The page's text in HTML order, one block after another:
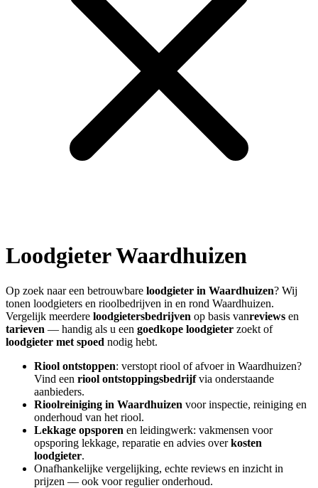
LoodgieterWaardhuizen
Op zoek naar een betrouwbare loodgieter in Waardhuizen? Wij
tonen loodgieters en rioolbedrijven in en rond Waardhuizen.
Vergelijk meerdere loodgietersbedrijven op basis vanreviews en
tarieven — handig als u een goedkope loodgieter zoekt of
loodgieter met spoed nodig hebt.
Riool ontstoppen: verstopt riool of afvoer in Waardhuizen?
Vind een riool ontstoppingsbedrijfvia onderstaande
aanbieders.
Rioolreiniging in Waardhuizen voor inspectie, reiniging en
onderhoud van het riool.
Lekkage opsporen en leidingwerk: vakmensen voor
opsporing lekkage, reparatie en advies overkosten
loodgieter.
Onafhankelijke vergelijking, echte reviews en inzicht in
prijzen — ook voor regulier onderhoud.